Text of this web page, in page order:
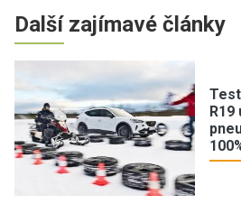
Další zajímavé články
R19